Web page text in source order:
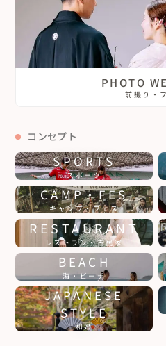
PHOTO
前撮り・
コンセプト
SPORTS
スポーツ
CAMP・FES
キャンプ・フェス
RESTAURANT
レストラン・古民家
BEACH
海・ビーチ
JAPANESE
STYLE
和婚